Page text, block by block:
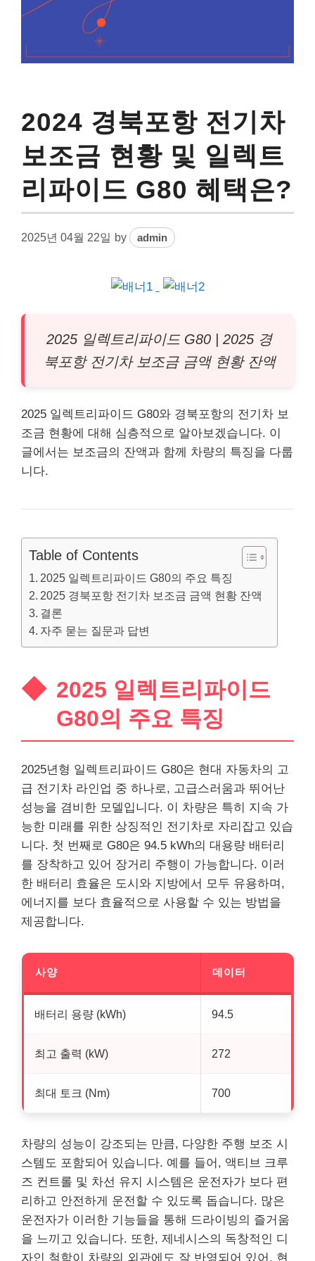
2024 경북포항 전기차
보조금 현황 및 일렉트
리파이드 G80 혜택은?
2025년 04월 22일 by admin
2025 일렉트리파이드 G80 | 2025 경
북포항 전기차보조금 금액 현황 잔액
2025 일렉트리파이드 G80와 경북포항의 전기차 보
조금 현황에 대해 심층적으로 알아보겠습니다. 이
글에서는 보조금의 잔액과 함께 차량의 특징을 다룹
니다.
Table of Contents
2025 일렉트리파이드 G80의 주요 특징
2025 경북포항 전기차 보조금 금액 현황 잔액
결론
자주 묻는 질문과 답변
2025 일렉트리파이드
G80의 주요 특징
2025년형 일렉트리파이드 G80은 현대 자동차의 고
급 전기차 라인업 중 하나로, 고급스러움과 뛰어난
성능을 겸비한 모델입니다. 이 차량은 특히 지속 가
능한 미래를 위한 상징적인 전기차로 자리잡고 있습
니다. 첫 번째로 G80은 94.5 kWh의 대용량 배터리
를 장착하고 있어 장거리 주행이 가능합니다. 이러
한 배터리 효율은 도시와 지방에서 모두 유용하며,
에너지를 보다 효율적으로 사용할 수 있는 방법을
제공합니다.
사양 데이터
배터리 용량 (kWh) 94.5
최고 출력 (kW) 272
최대 토크 (Nm) 700
차량의 성능이 강조되는 만큼, 다양한 주행 보조 시
스템도 포함되어 있습니다. 예를 들어, 액티브 크루
즈 컨트롤 및 차선 유지 시스템은 운전자가 보다 편
리하고 안전하게 운전할 수 있도록 돕습니다. 많은
운전자가 이러한 기능들을 통해 드라이빙의 즐거움
을 느끼고 있습니다. 또한, 제네시스의 독창적인 디
자인 철학이 차량의 외관에도 잘 반영되어 있어, 현